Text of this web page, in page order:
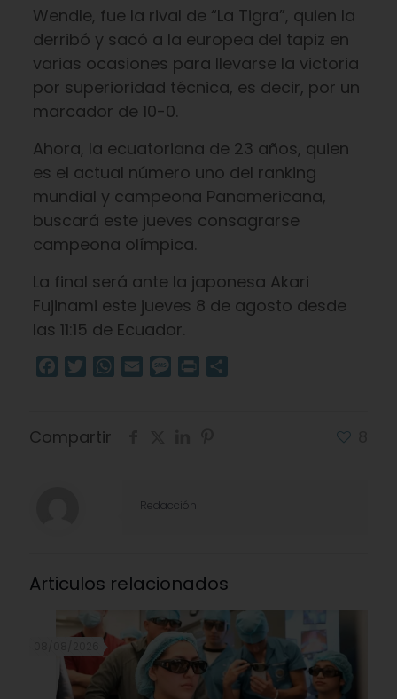
Wendle, fue la rival de “La Tigra”, quien la
derribó y sacó a la europea del tapiz en
varias ocasiones para llevarse la victoria
por superioridad técnica, es decir, por un
marcador de 10-0.
Ahora, la ecuatoriana de 23 años, quien
es el actual número uno del ranking
mundial y campeona Panamericana,
buscará este jueves consagrarse
campeona olímpica.
La final será ante la japonesa Akari
Fujinami este jueves 8 de agosto desde
las 11:15 de Ecuador.
Facebook
TwitterWhatsApp
Email Message
Print
Compartir
Redacción
Articulos relacionados